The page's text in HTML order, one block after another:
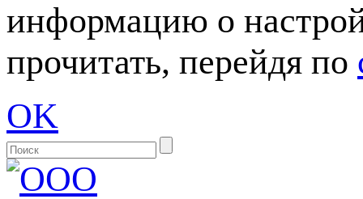
информацию о
прочитать, перейдя по
OK